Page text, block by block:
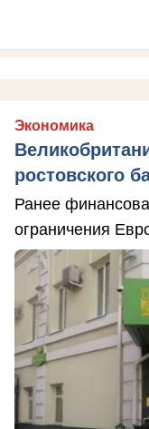
Экономика
ростовского
Ранее
ограничения